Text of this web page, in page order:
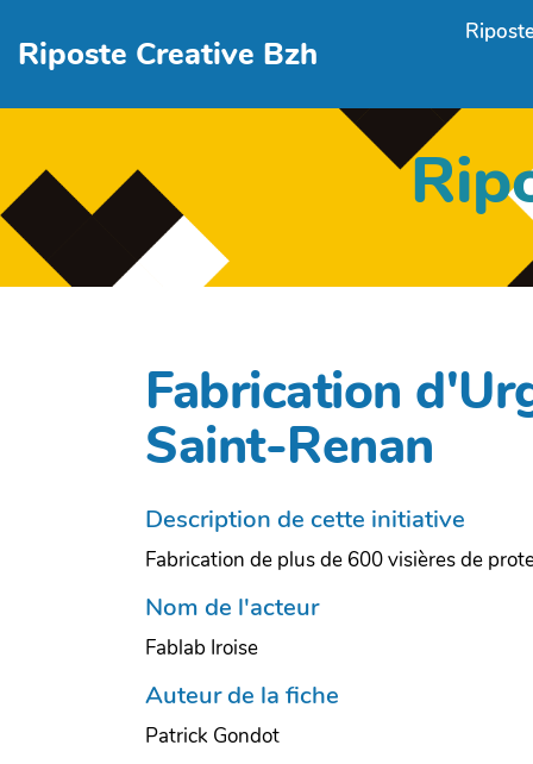
Riposte Creative Bzh
Fabrication
Saint-Renan
Description de cette initiative
Fabrication de plus de 600 visières de
Nom de l'acteur
Fablab Iroise
Auteur de la fiche
Patrick Gondot